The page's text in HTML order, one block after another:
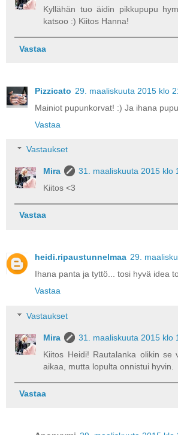
Kyllähän tuo äidin pikkupupu
katsoo :) Kiitos Hanna!
Vastaa
Pizzicato 29. maaliskuuta 2015 klo
Mainiot pupunkorvat! :) Ja ihana
Vastaa
Vastaukset
Mira
31. maaliskuuta 2015 klo
Kiitos <3
Vastaa
heidi.ripaustunnelmaa 29.
Ihana panta ja tyttö... tosi hyvä idea
Vastaa
Vastaukset
Mira
31. maaliskuuta 2015 klo
Kiitos Heidi! Rautalanka olikin se
aikaa, mutta lopulta onnistui hyvin.
Vastaa